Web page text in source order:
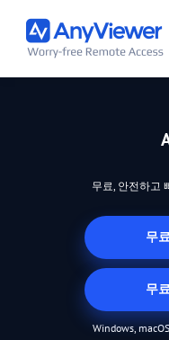
무료, 안전하고
무
무
Windows,